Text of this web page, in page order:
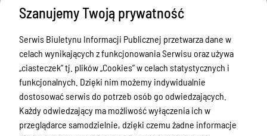
Ścieżka powrotu
Strona główna
Ogłoszenia
Obwieszczenie o udzieleniu pozwolenia wodnoprawnego na usługę wodną - pobór wód z ujęcia gminnego składającego się ze studni nr SW-1 oraz SW-2, zlokalizowanych na terenie dz. nr 112/2 obręb Ornowo, gmina Ostróda oraz usługę wodną - wprowadzanie ścieków
Ogłoszenia
Menu Przedmiotowe
Starostwo Powiatowe
Poradnik Interesanta
Informacje o naborze
Szanujemy Twoją prywatność
Serwis Biuletynu Informacji Publicznej przetwarza dane w
celach wynikających z funkcjonowania Serwisu oraz używa
„ciasteczek” tj. plików „Cookies” w celach statystycznych i
funkcjonalnych. Dzięki nim możemy indywidualnie
dostosować serwis do potrzeb osób go odwiedzających.
Każdy odwiedzający ma możliwość wyłączenia ich w
przeglądarce samodzielnie, dzięki czemu żadne informacje